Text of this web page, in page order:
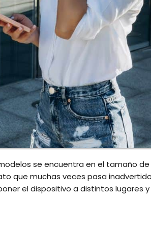
se encuentra en el tamaño de
que muchas veces pasa
el dispositivo a distintos lugares